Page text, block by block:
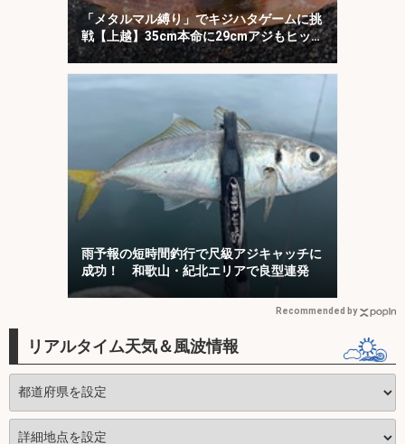
「メタルマル縛り」でキジハタゲームに挑
戦【上越】35cm本命に29cmアジもヒッ
ト！
雨予報の短時間釣行で尺級アジキャッチに
成功！ 和歌山・紀北エリアで良型連発
Recommended by
リアルタイム天気＆風波情報